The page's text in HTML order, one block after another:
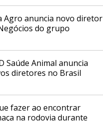
Agro anuncia novo diretor
do grupo
Saúde Animal anuncia
diretores no Brasil
fazer ao encontrar
na rodovia durante